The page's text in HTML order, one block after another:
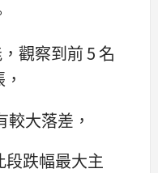
觀察到前 5 名
大落差，
段跌幅最大主